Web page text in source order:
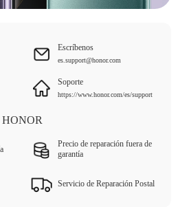
Escríbenos
es.support@honor.com
Soporte
https://www.honor.com/es/support
HONOR
Precio de reparación fuera de
garantía
Servicio de Reparación Postal